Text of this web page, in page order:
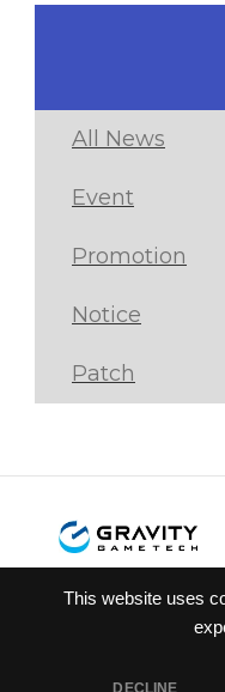
This website uses
DECLINE
All News
Event
Promotion
Notice
Patch